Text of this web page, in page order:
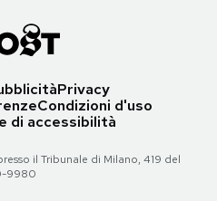
Privacy
Condizioni d'uso
di accessibilità
il Tribunale di Milano, 419 del
9980